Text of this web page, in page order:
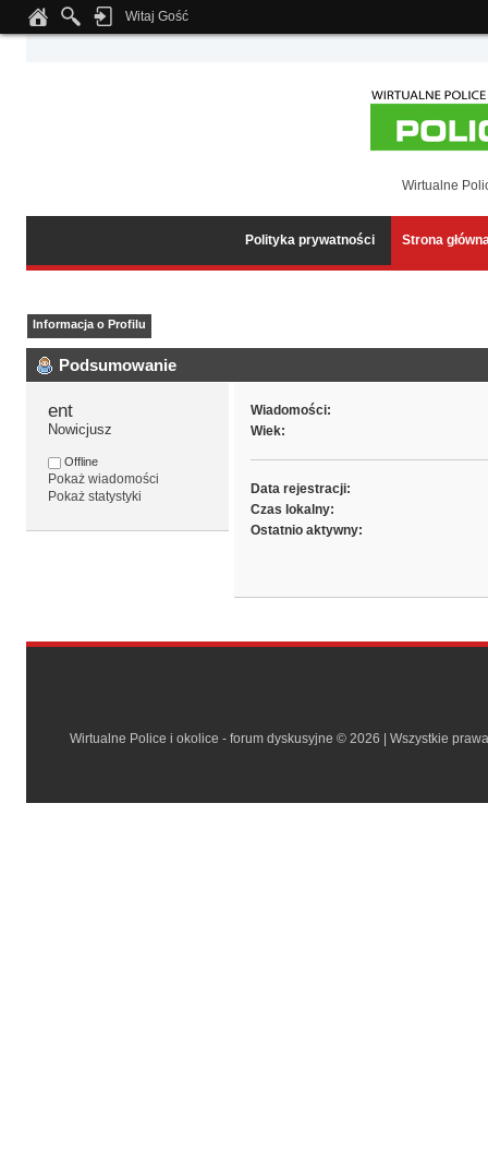
Notice: Undefined index: tapatalk_body_hook in
Witaj Gość
Wirtualne
Polityka prywatności Strona
Informacja o Profilu
Podsumowanie
ent
Nowicjusz
Offline
Pokaż wiadomości
Pokaż statystyki
Wiadomości:
Wiek:
Data rejestracji:
Czas lokalny:
Ostatnio aktywny:
Wirtualne Police i okolice - forum dyskusyjne © 2026 | Wszystkie